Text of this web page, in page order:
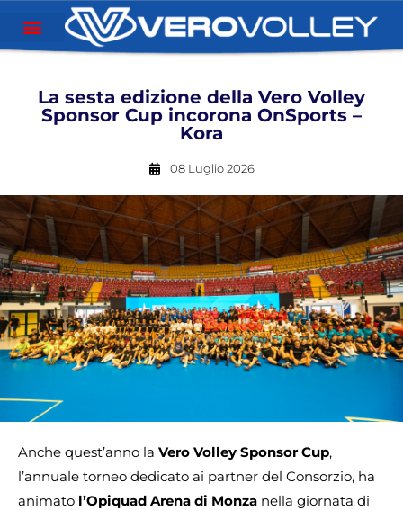
La sesta edizione della Vero Volley
Sponsor Cup incorona OnSports –
Kora
08 Luglio 2026
Anche quest’anno la Vero Volley Sponsor Cup,
l’annuale torneo dedicato ai partner del Consorzio, ha
animato l’Opiquad Arena di Monza nella giornata di